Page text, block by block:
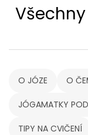
O JÓZE O
JÓGAMATKY
TIPY NA CVIČENÍ